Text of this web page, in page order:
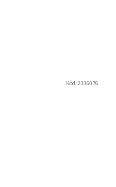
Kód:2006076